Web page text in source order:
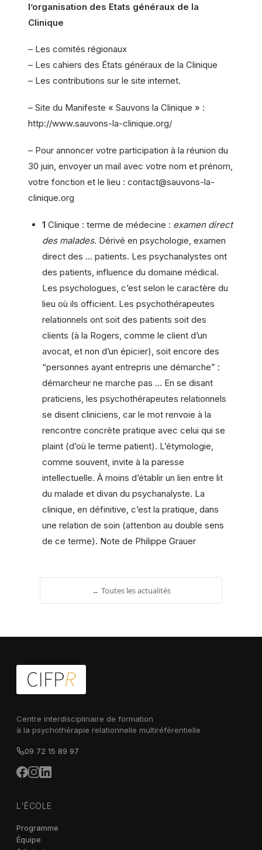
l’organisation des Etats généraux de la
Clinique
– Les comités régionaux
– Les cahiers des États généraux de la Clinique
– Les contributions sur le site internet.
– Site du Manifeste « Sauvons la Clinique » :
http://www.sauvons-la-clinique.org/
– Pour annoncer votre participation à la réunion du
30 juin, envoyer un mail avec votre nom et prénom,
votre fonction et le lieu : contact@sauvons-la-
clinique.org
1 Clinique : terme de médecine : examen direct
des malades. Dérivé en psychologie, examen
direct des … patients. Les psychanalystes ont
des patients, influence du domaine médical.
Les psychologues, c’est selon le caractère du
lieu où ils officient. Les psychothérapeutes
relationnels ont soit des patients soit des
clients (à la Rogers, comme le client d’un
avocat, et non d’un épicier), soit encore des
“personnes ayant entrepris une démarche” :
démarcheur ne marche pas … En se disant
praticiens, les psychothérapeutes relationnels
se disent cliniciens, car le mot renvoie à la
rencontre concrète pratique avec celui qui se
plaint (d’où le terme patient). L’étymologie,
comme souvent, invite à la paresse
intellectuelle. À moins d’établir un lien entre lit
du malade et divan du psychanalyste. La
clinique, en définitive, c’est la pratique, dans
une relation de soin (attention au double sens
de ce terme). Note de Philippe Grauer
← Toutes les actualités
Centre interdisciplinaire de formation
à la psychothérapie relationnelle multiréférentielle
09 72 15 89 97
L'ÉCOLE
Programme
Équipe